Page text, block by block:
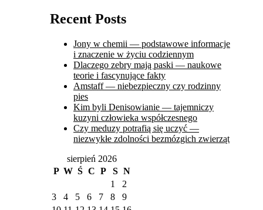
Recent Posts
Jony w chemii — podstawowe informacje
i znaczenie w życiu codziennym
Dlaczego zebry mają paski — naukowe
teorie i fascynujące fakty
Amstaff — niebezpieczny czy rodzinny
pies
Kim byli Denisowianie — tajemniczy
kuzyni człowieka współczesnego
Czy meduzy potrafią się uczyć —
niezwykłe zdolności bezmózgich zwierząt
sierpień 2026
P W Ś C P S N
1
2
3
4 5 6 7 8
9